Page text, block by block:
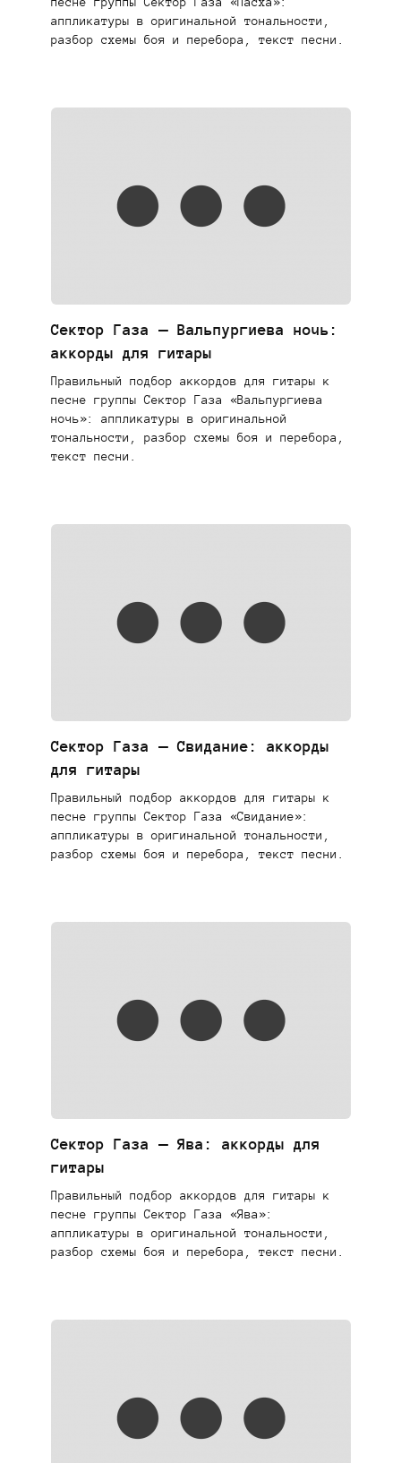
аппликатуры в оригинальной тональности,
разбор схемы боя и перебора, текст песни.
Сектор Газа — Вальпургиева ночь:
аккорды для гитары
Правильный подбор аккордов для гитары к
песне группы Сектор Газа «Вальпургиева
ночь»: аппликатуры в оригинальной
тональности, разбор схемы боя и перебора,
текст песни.
Сектор Газа — Свидание: аккорды
для гитары
Правильный подбор аккордов для гитары к
песне группы Сектор Газа «Свидание»:
аппликатуры в оригинальной тональности,
разбор схемы боя и перебора, текст песни.
Сектор Газа — Ява: аккорды для
гитары
Правильный подбор аккордов для гитары к
песне группы Сектор Газа «Ява»:
аппликатуры в оригинальной тональности,
разбор схемы боя и перебора, текст песни.